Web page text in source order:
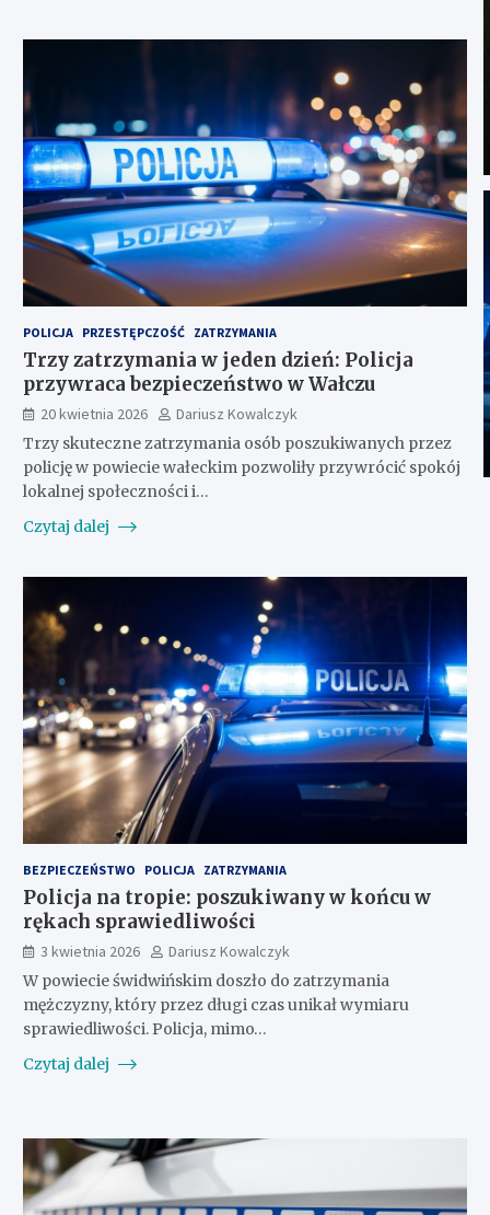
POLICJA PRZESTĘPCZOŚĆ ZATRZYMANIA
Trzy zatrzymania w jeden dzień: Policja
przywraca bezpieczeństwo w Wałczu
20 kwietnia 2026
Dariusz Kowalczyk
Trzy skuteczne zatrzymania osób poszukiwanych przez
policję w powiecie wałeckim pozwoliły przywrócić spokój
lokalnej społeczności i…
Czytaj dalej
BEZPIECZEŃSTWO POLICJA ZATRZYMANIA
Policja na tropie: poszukiwany w końcu w
rękach sprawiedliwości
3 kwietnia 2026
Dariusz Kowalczyk
W powiecie świdwińskim doszło do zatrzymania
mężczyzny, który przez długi czas unikał wymiaru
sprawiedliwości. Policja, mimo…
Czytaj dalej